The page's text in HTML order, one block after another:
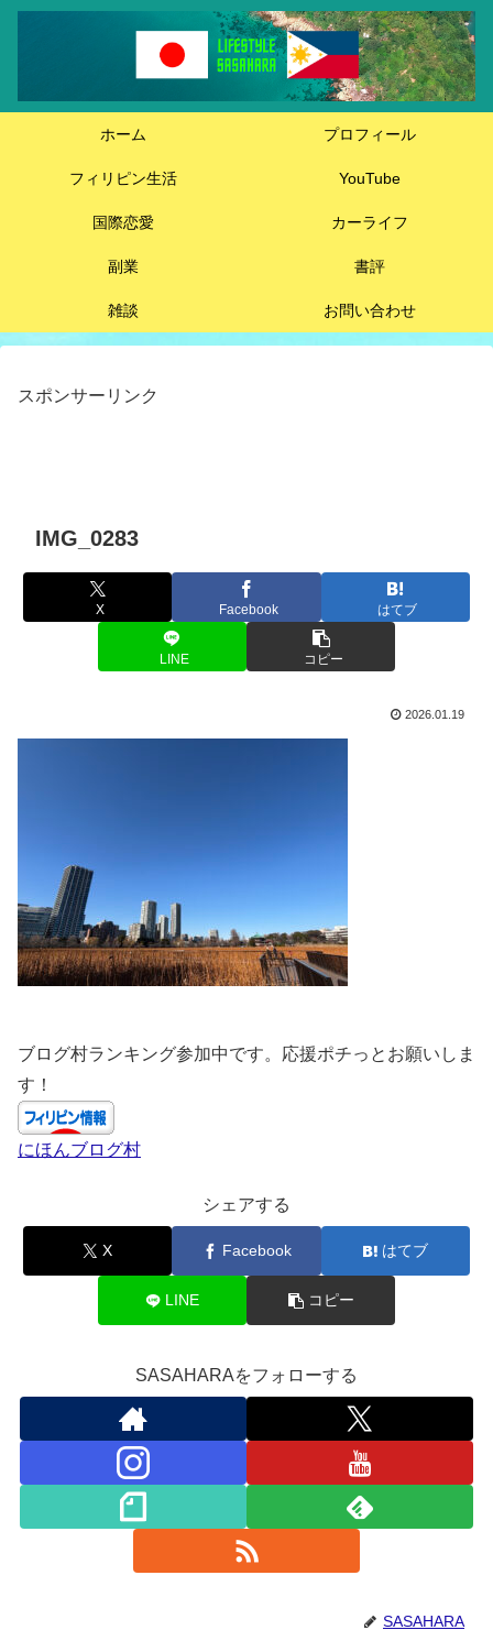
ホーム プロフィール
フィリピン生活 YouTube
国際恋愛 カーライフ
副業 書評
雑談 お問い合わせ
スポンサーリンク
IMG_0283
X Facebook はてブ
LINE コピー
2026.01.19
ブログ村ランキング参加中です。応援ポチっとお願いしま
す！
にほんブログ村
シェアする
X Facebook はてブ
LINE コピー
SASAHARAをフォローする
SASAHARA